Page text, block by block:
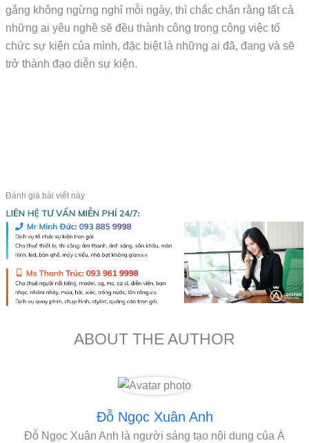
gắng không ngừng nghỉ mỗi ngày, thì chắc chắn rằng tất cả
những ai yêu nghề sẽ đều thành công trong công việc tổ
chức sự kiện của mình, đặc biệt là những ai đã, đang và sẽ
trở thành đạo diễn sự kiện.
Đánh giá bài viết này
ABOUT THE AUTHOR
Đỗ Ngọc Xuân Anh
Đỗ Ngọc Xuân Anh là người sáng tạo nội dung của Á